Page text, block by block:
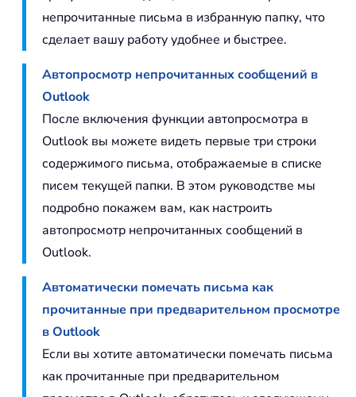
непрочитанные письма в избранную папку, что
сделает вашу работу удобнее и быстрее.
Автопросмотр непрочитанных сообщений в
Outlook
После включения функции автопросмотра в
Outlook вы можете видеть первые три строки
содержимого письма, отображаемые в списке
писем текущей папки. В этом руководстве мы
подробно покажем вам, как настроить
автопросмотр непрочитанных сообщений в
Outlook.
Автоматически помечать письма как
прочитанные при предварительном просмотре
в Outlook
Если вы хотите автоматически помечать письма
как прочитанные при предварительном